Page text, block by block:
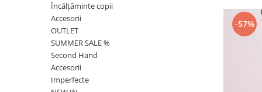
Încălțăminte copii
Accesorii
OUTLET
SUMMER SALE %
Second Hand
Accesorii
Imperfecte
-57%